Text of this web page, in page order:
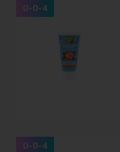
0-0-4
0-0-4